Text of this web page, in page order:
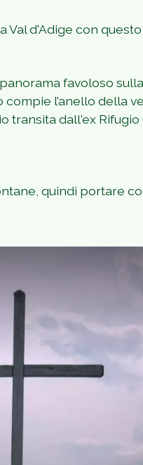
Val d'Adige con
favoloso sulla
l’anello della
transita dall'ex
quindi portare